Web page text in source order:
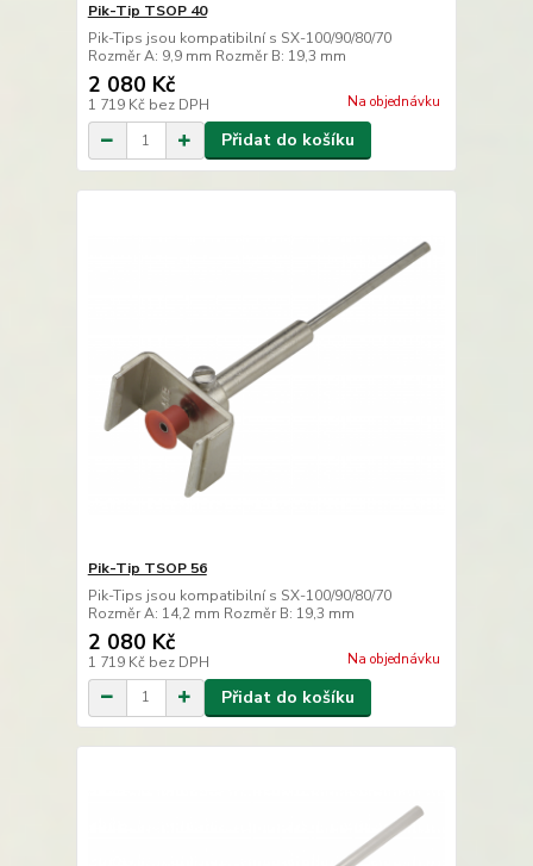
Pik-Tip TSOP 40
Pik-Tips jsou kompatibilní s SX-100/90/80/70
Rozměr A: 9,9 mm Rozměr B: 19,3 mm
2 080 Kč
1 719 Kč bez DPH Na objednávku
Přidat do košíku
Pik-Tip TSOP 56
Pik-Tips jsou kompatibilní s SX-100/90/80/70
Rozměr A: 14,2 mm Rozměr B: 19,3 mm
2 080 Kč
1 719 Kč bez DPH Na objednávku
Přidat do košíku